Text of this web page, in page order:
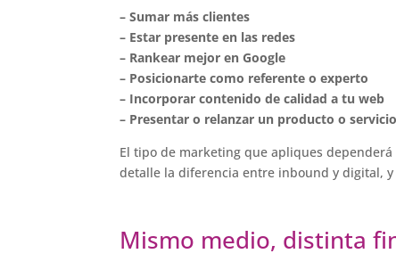
– Sumar más clientes
– Estar presente en las redes
– Rankear mejor en Google
– Posicionarte como referente o experto
– Incorporar contenido de calidad a tu web
– Presentar o relanzar un producto o servicio
El tipo de marketing que apliques
detalle la diferencia entre inbound y digital,
Mismo medio, distinta